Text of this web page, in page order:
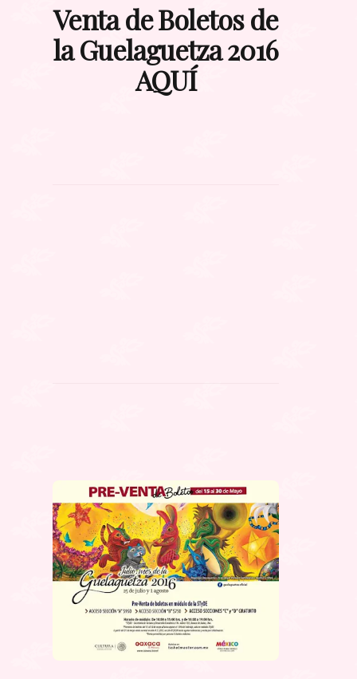
Venta de Boletos de
la Guelaguetza 2016
AQUÍ